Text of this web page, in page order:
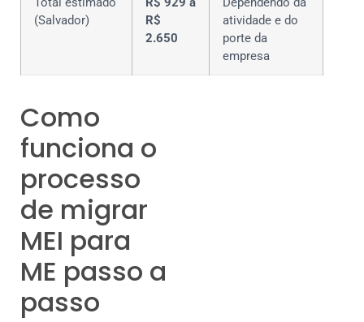
(Salvador)
R$
2.650
atividade e do
porte da
empresa
Como
funciona o
processo
de migrar
MEI para
ME passo a
passo